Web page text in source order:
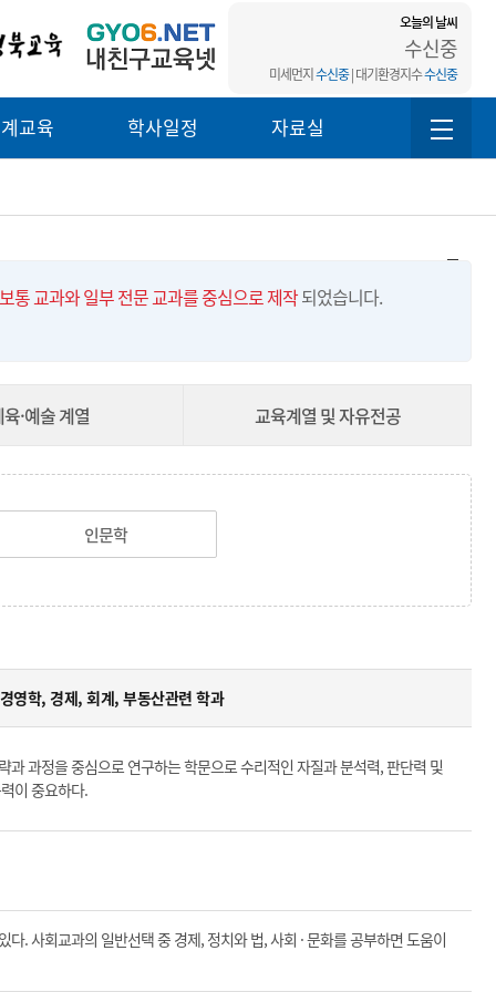
오늘의 날씨
수신중
미세먼지수신중| 대기환경지수수신중
교육 학사일정 자료실
보통 교과와 일부 전문 교과를 중심으로 제작되었습니다.
·예술 계열 교육계열 및 자유전공
인문학
경영학, 경제, 회계, 부동산관련 학과
과 과정을 중심으로 연구하는 학문으로 수리적인 자질과 분석력, 판단력 및
이 중요하다.
. 사회교과의 일반선택 중 경제, 정치와 법, 사회 · 문화를 공부하면 도움이